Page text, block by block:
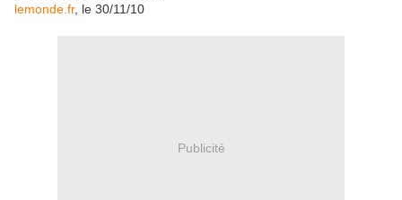
lemonde.fr, le 30/11/10
Publicité